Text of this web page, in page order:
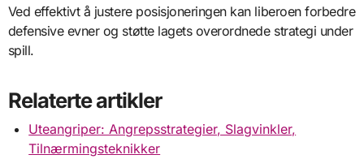
Ved effektivt å justere posisjoneringen kan liberoen forbedre
defensive evner og støtte lagets overordnede strategi under
spill.
Relaterte artikler
Uteangriper: Angrepsstrategier, Slagvinkler,
Tilnærmingsteknikker